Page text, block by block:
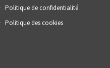
Politique de confidentialité
Politique des cookies